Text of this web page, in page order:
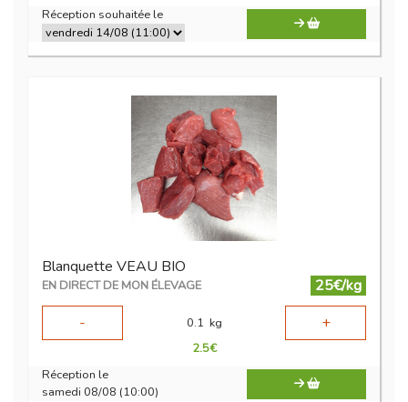
Réception souhaitée le
Blanquette VEAU BIO
EN DIRECT DE MON ÉLEVAGE
25€/kg
-
0.1 kg +
2.5€
Réception le
samedi 08/08 (10:00)